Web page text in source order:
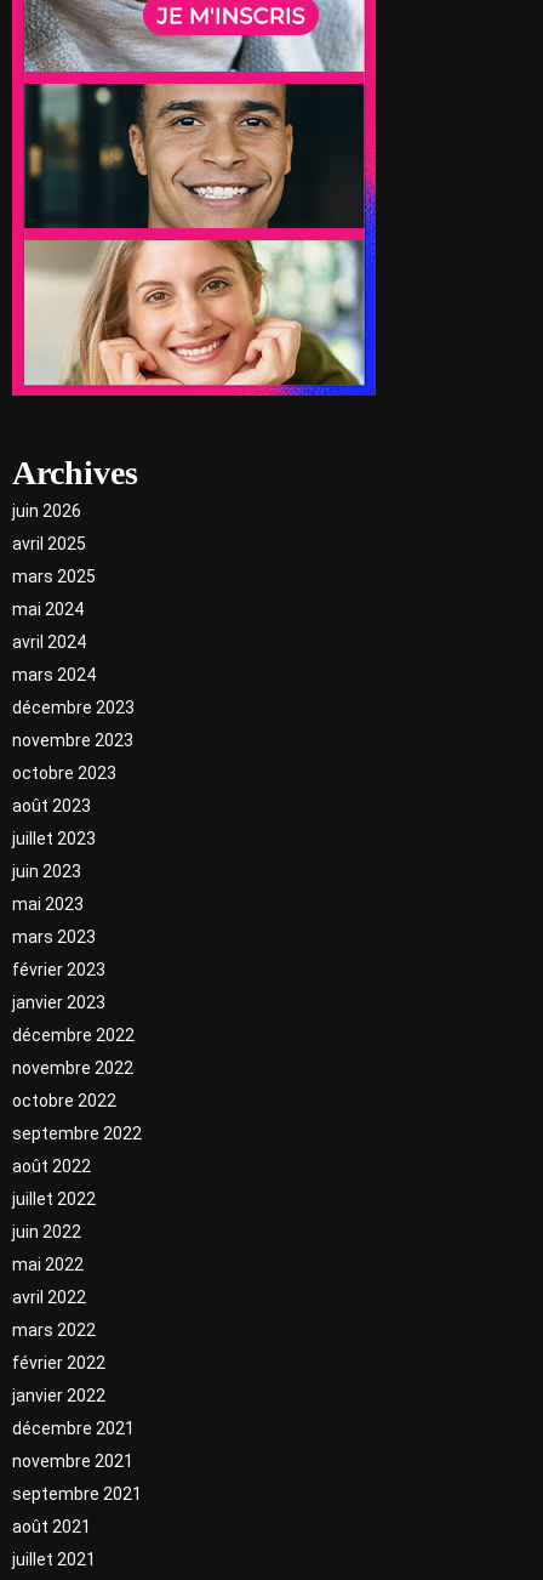
Archives
juin 2026
avril 2025
mars 2025
mai 2024
avril 2024
mars 2024
décembre 2023
novembre 2023
octobre 2023
août 2023
juillet 2023
juin 2023
mai 2023
mars 2023
février 2023
janvier 2023
décembre 2022
novembre 2022
octobre 2022
septembre 2022
août 2022
juillet 2022
juin 2022
mai 2022
avril 2022
mars 2022
février 2022
janvier 2022
décembre 2021
novembre 2021
septembre 2021
août 2021
juillet 2021